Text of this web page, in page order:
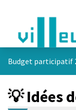
Budget participatif
💡 Idées